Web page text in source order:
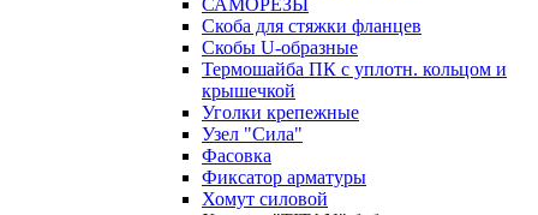
САМОРЕЗЫ
Скоба для стяжки фланцев
Скобы U-образные
Термошайба ПК с уплотн. кольцом и
крышечкой
Уголки крепежные
Узел "Сила"
Фасовка
Фиксатор арматуры
Хомут силовой